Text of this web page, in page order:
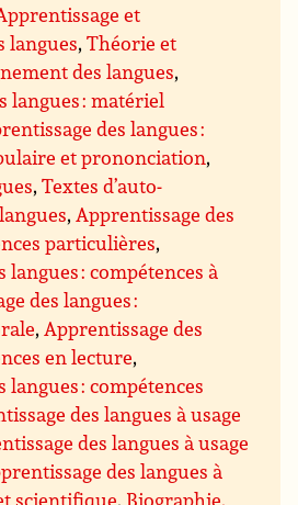
et
langues,Théorie et
des langues,
langues : matériel
des langues :
et prononciation,
,Textes d’auto-
,Apprentissage des
particulières,
langues : compétences à
des langues :
,Apprentissage des
en lecture,
langues : compétences
des langues à usage
des langues à usage
des langues à
scientifique, Biographie,